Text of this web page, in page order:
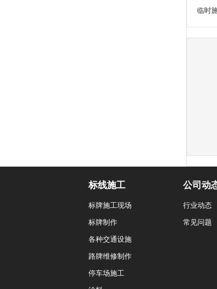
临时
标线施工
标牌施工现场
标牌制作
各种交通设施
路牌维修制作
停车场施工
公司动
行业动态
常见问题